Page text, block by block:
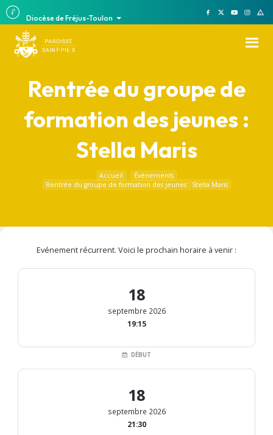
Diocèse de Fréjus-Toulon
Rentrée du groupe de
formation des jeunes :
Stella Maris
Accueil
Événements
Rentrée du groupe de formation des jeunes : Stella Maris
Evénement récurrent. Voici le prochain horaire à venir :
18
septembre 2026
19:15
DÉBUT
18
septembre 2026
21:30